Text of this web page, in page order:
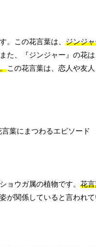
。この花言葉は、 ジンジ
た、『ジンジャー』の花は
この花言葉は、恋人や友
ョウガ属の植物です。 花
が関係していると言われて